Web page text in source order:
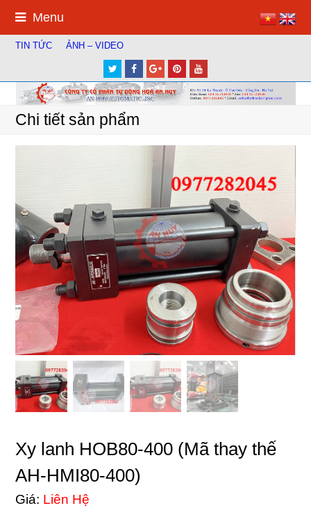
Menu
TIN TỨC ẢNH – VIDEO
TwitterFacebook
Google
Plus
Pinterest
Chi tiết sản phẩm
Xy lanh HOB80-400 (Mã thay thế
AH-HMI80-400)
Giá: Liên Hệ